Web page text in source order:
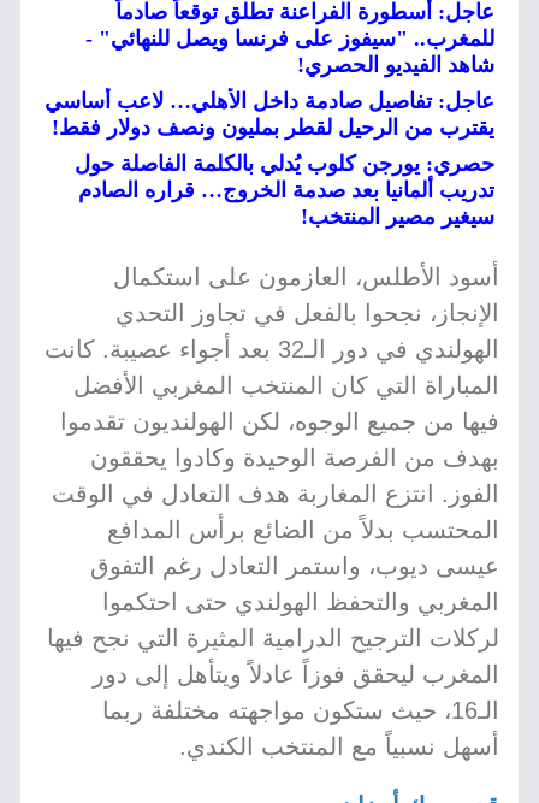
عاجل: أسطورة الفراعنة تطلق توقعاً صادماً
للمغرب.. "سيفوز على فرنسا ويصل للنهائي" -
شاهد الفيديو الحصري!
عاجل: تفاصيل صادمة داخل الأهلي… لاعب أساسي
يقترب من الرحيل لقطر بمليون ونصف دولار فقط!
حصري: يورجن كلوب يُدلي بالكلمة الفاصلة حول
تدريب ألمانيا بعد صدمة الخروج… قراره الصادم
سيغير مصير المنتخب!
أسود الأطلس، العازمون على استكمال
الإنجاز، نجحوا بالفعل في تجاوز التحدي
الهولندي في دور الـ32 بعد أجواء عصيبة. كانت
المباراة التي كان المنتخب المغربي الأفضل
فيها من جميع الوجوه، لكن الهولنديون تقدموا
بهدف من الفرصة الوحيدة وكادوا يحققون
الفوز. انتزع المغاربة هدف التعادل في الوقت
المحتسب بدلاً من الضائع برأس المدافع
عيسى ديوب، واستمر التعادل رغم التفوق
المغربي والتحفظ الهولندي حتى احتكموا
لركلات الترجيح الدرامية المثيرة التي نجح فيها
المغرب ليحقق فوزاً عادلاً ويتأهل إلى دور
الـ16، حيث ستكون مواجهته مختلفة ربما
أسهل نسبياً مع المنتخب الكندي.